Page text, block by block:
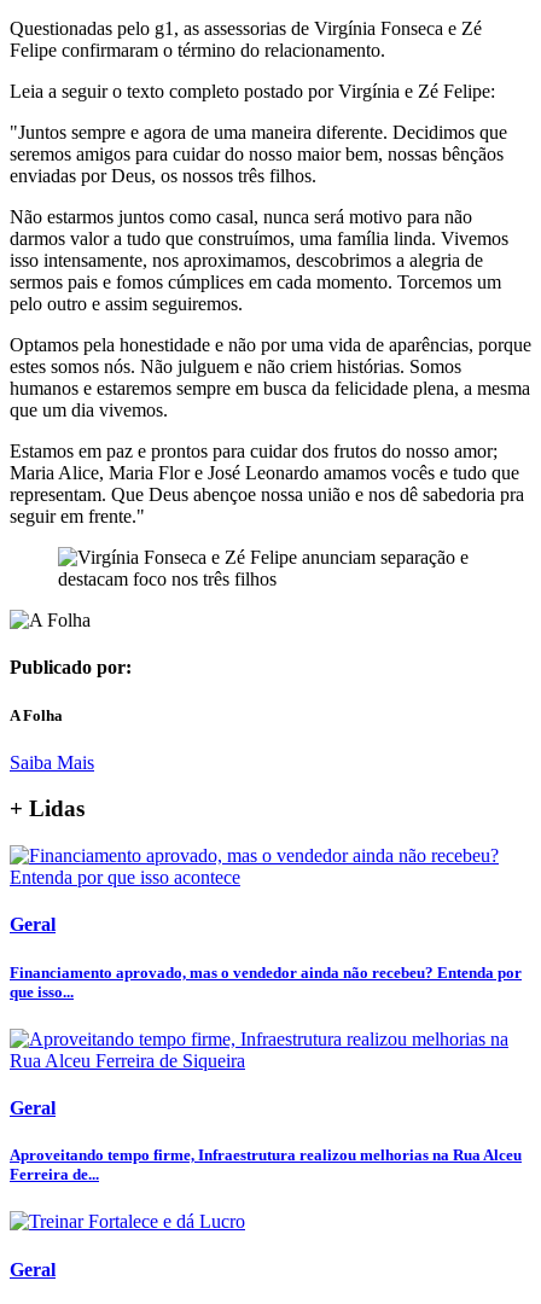
Questionadas pelo g1, as assessorias de Virgínia Fonseca e Zé
Felipe confirmaram o término do relacionamento.
Leia a seguir o texto completo postado por Virgínia e Zé Felipe:
"Juntos sempre e agora de uma maneira diferente. Decidimos que
seremos amigos para cuidar do nosso maior bem, nossas bênçãos
enviadas por Deus, os nossos três filhos.
Não estarmos juntos como casal, nunca será motivo para não
darmos valor a tudo que construímos, uma família linda. Vivemos
isso intensamente, nos aproximamos, descobrimos a alegria de
sermos pais e fomos cúmplices em cada momento. Torcemos um
pelo outro e assim seguiremos.
Optamos pela honestidade e não por uma vida de aparências, porque
estes somos nós. Não julguem e não criem histórias. Somos
humanos e estaremos sempre em busca da felicidade plena, a mesma
que um dia vivemos.
Estamos em paz e prontos para cuidar dos frutos do nosso amor;
Maria Alice, Maria Flor e José Leonardo amamos vocês e tudo que
representam. Que Deus abençoe nossa união e nos dê sabedoria pra
seguir em frente."
Publicado por:
A Folha
Saiba Mais
+ Lidas
Geral
Financiamento aprovado, mas o vendedor ainda não recebeu? Entenda por
que isso...
Geral
Aproveitando tempo firme, Infraestrutura realizou melhorias na Rua Alceu
Ferreira de...
Geral